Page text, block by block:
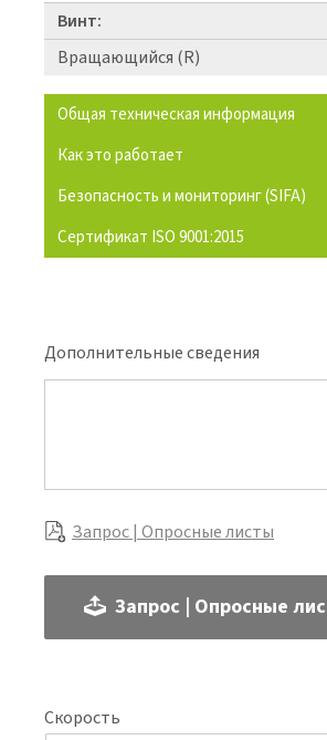
Винт:
Вращающийся (R)
Общая техническая информация
Как это работает
Безопасность и мониторинг (SIFA)
Сертификат ISO 9001:2015
Дополнительные сведения
Запрос | Опросные листы
Запрос | Опросные
Скорость